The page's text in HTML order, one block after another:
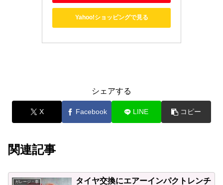
Yahoo!ショッピングで見る
シェアする
X Facebook LINE コピー
関連記事
ガレージ・車
タイヤ交換にエアーインパクトレンチ